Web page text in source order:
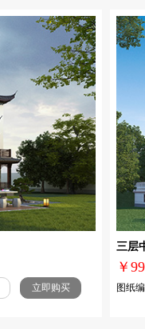
立即购买
三层
￥
图纸编